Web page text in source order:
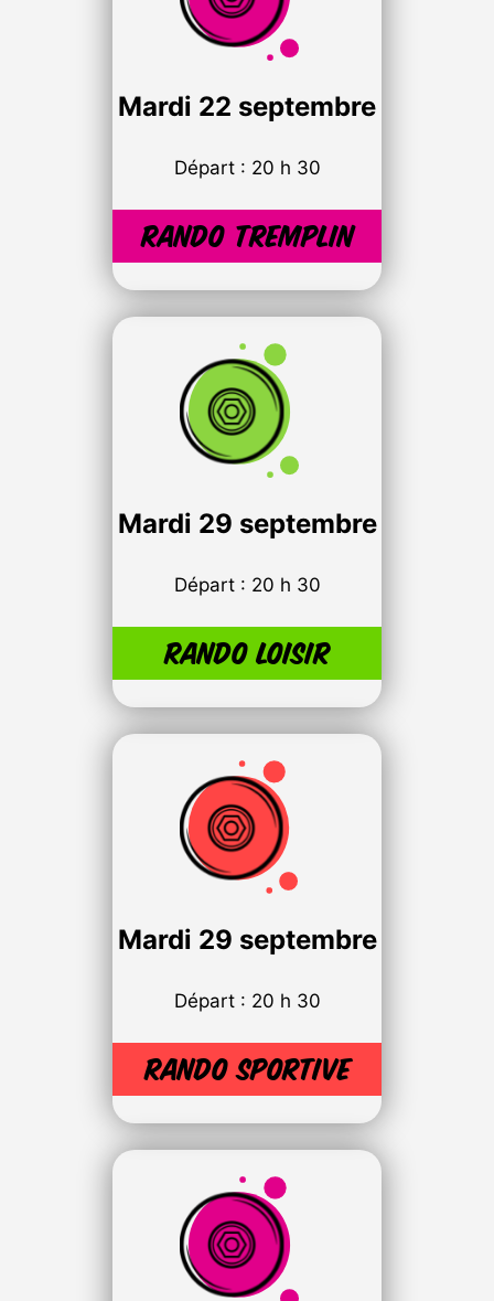
Mardi 22 septembre
Départ : 20 h 30
Rando tremplin
Mardi 29 septembre
Départ : 20 h 30
Rando loisir
Mardi 29 septembre
Départ : 20 h 30
Rando sportive